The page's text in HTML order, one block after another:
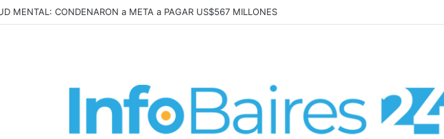
Paz, Pan y Trabajo «tenemos que aprender a dialogar y a tratarnos bien» Mons. García Cuerva